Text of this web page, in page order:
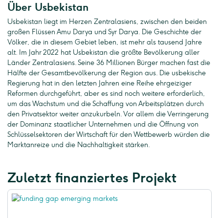
Über Usbekistan
Usbekistan liegt im Herzen Zentralasiens, zwischen den beiden
großen Flüssen Amu Darya und Syr Darya. Die Geschichte der
Völker, die in diesem Gebiet leben, ist mehr als tausend Jahre
alt. Im Jahr 2022 hat Usbekistan die größte Bevölkerung aller
Länder Zentralasiens. Seine 36 Millionen Bürger machen fast die
Hälfte der Gesamtbevölkerung der Region aus. Die usbekische
Regierung hat in den letzten Jahren eine Reihe ehrgeiziger
Reformen durchgeführt, aber es sind noch weitere erforderlich,
um das Wachstum und die Schaffung von Arbeitsplätzen durch
den Privatsektor weiter anzukurbeln. Vor allem die Verringerung
der Dominanz staatlicher Unternehmen und die Öffnung von
Schlüsselsektoren der Wirtschaft für den Wettbewerb würden die
Marktanreize und die Nachhaltigkeit stärken.
Zuletzt finanziertes Projekt